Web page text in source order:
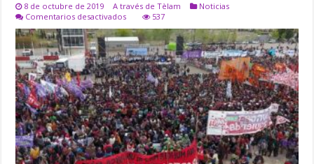
8 de octubre de 2019 A través de Tèlam
Noticias
Comentarios desactivadosen
MÀS
DE
90
ACTIVIDADES
CULTURALES
EN
EL
34ª
ENCUENTRO
NACIONAL
DE
MUJERES
537